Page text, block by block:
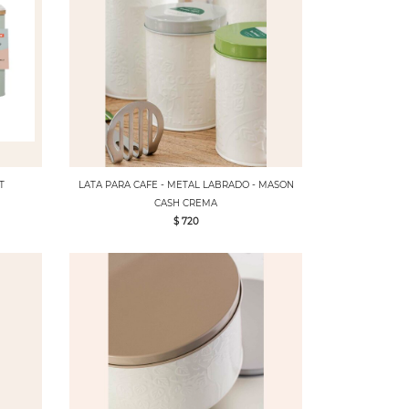
LATA PARA CAFE - METAL LABRADO - MASON
CASH CREMA
$ 720